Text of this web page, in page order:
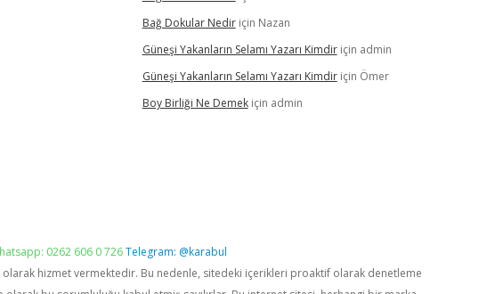
Bağ Dokular Nediriçin Nazan
Güneşi Yakanların Selamı Yazarı Kimdiriçin admin
Güneşi Yakanların Selamı Yazarı Kimdiriçin Ömer
Boy Birliği Ne Demekiçin admin
0262 606 0 726Telegram: @karabul
olarak hizmet vermektedir. Bu nedenle, sitedeki içerikleri proaktif olarak denetleme